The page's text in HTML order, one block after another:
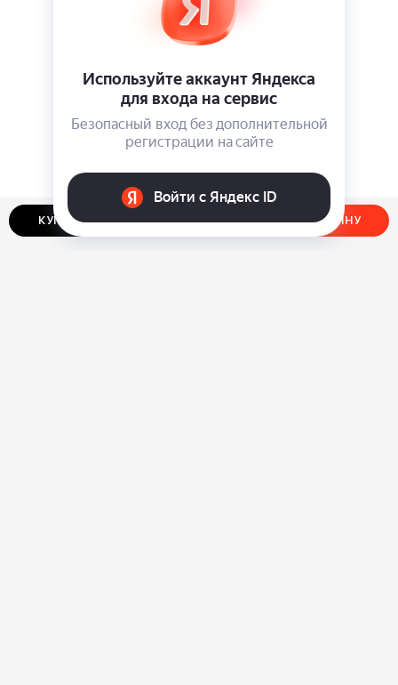
КУПИТЬ В ОДИН КЛИК ДОБАВИТЬ В КОРЗИНУ